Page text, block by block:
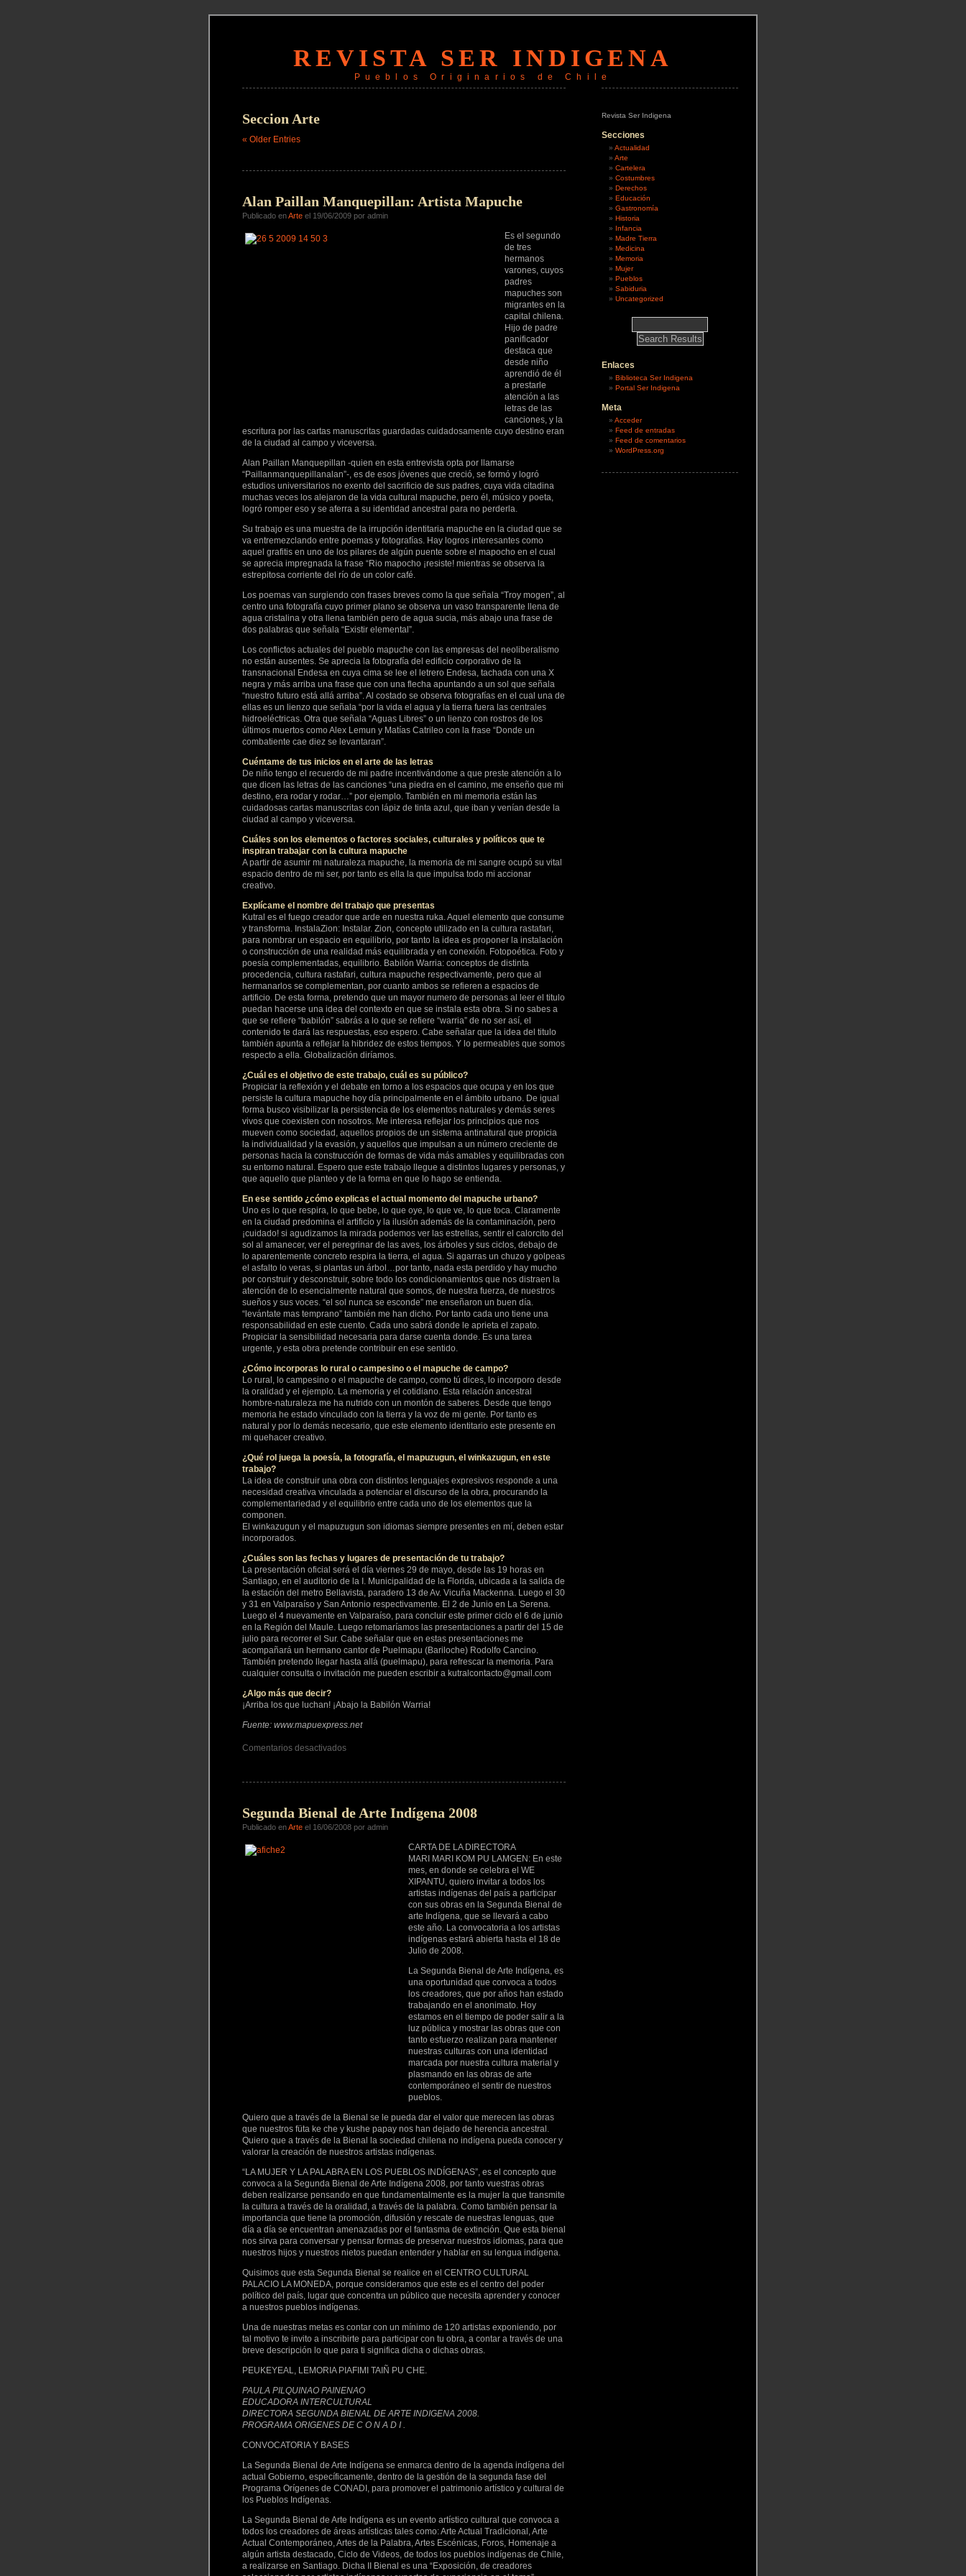
REVISTA SER INDIGENA
Pueblos Originarios de Chile
Seccion Arte
« Older Entries
Alan Paillan Manquepillan: Artista Mapuche
Publicado enArte el 19/06/2009 por admin
Es el segundo
de tres
hermanos
varones, cuyos
padres
mapuches son
migrantes en la
capital chilena.
Hijo de padre
panificador
destaca que
desde niño
aprendió de él
a prestarle
atención a las
letras de las
canciones, y la
escritura por las cartas manuscritas guardadas cuidadosamente cuyo destino eran
de la ciudad al campo y viceversa.
Alan Paillan Manquepillan -quien en esta entrevista opta por llamarse
“Paillanmanquepillanalan”-, es de esos jóvenes que creció, se formó y logró
estudios universitarios no exento del sacrificio de sus padres, cuya vida citadina
muchas veces los alejaron de la vida cultural mapuche, pero él, músico y poeta,
logró romper eso y se aferra a su identidad ancestral para no perderla.
Su trabajo es una muestra de la irrupción identitaria mapuche en la ciudad que se
va entremezclando entre poemas y fotografías. Hay logros interesantes como
aquel grafitis en uno de los pilares de algún puente sobre el mapocho en el cual
se aprecia impregnada la frase “Rio mapocho ¡resiste! mientras se observa la
estrepitosa corriente del río de un color café.
Los poemas van surgiendo con frases breves como la que señala “Troy mogen”, al
centro una fotografía cuyo primer plano se observa un vaso transparente llena de
agua cristalina y otra llena también pero de agua sucia, más abajo una frase de
dos palabras que señala “Existir elemental”.
Los conflictos actuales del pueblo mapuche con las empresas del neoliberalismo
no están ausentes. Se aprecia la fotografía del edificio corporativo de la
transnacional Endesa en cuya cima se lee el letrero Endesa, tachada con una X
negra y más arriba una frase que con una flecha apuntando a un sol que señala
“nuestro futuro está allá arriba”. Al costado se observa fotografías en el cual una de
ellas es un lienzo que señala “por la vida el agua y la tierra fuera las centrales
hidroeléctricas. Otra que señala “Aguas Libres” o un lienzo con rostros de los
últimos muertos como Alex Lemun y Matías Catrileo con la frase “Donde un
combatiente cae diez se levantaran”.
Cuéntame de tus inicios en el arte de las letras
De niño tengo el recuerdo de mi padre incentivándome a que preste atención a lo
que dicen las letras de las canciones “una piedra en el camino, me enseño que mi
destino, era rodar y rodar…” por ejemplo. También en mi memoria están las
cuidadosas cartas manuscritas con lápiz de tinta azul, que iban y venían desde la
ciudad al campo y viceversa.
Cuáles son los elementos o factores sociales, culturales y políticos que te
inspiran trabajar con la cultura mapuche
A partir de asumir mi naturaleza mapuche, la memoria de mi sangre ocupó su vital
espacio dentro de mi ser, por tanto es ella la que impulsa todo mi accionar
creativo.
Explícame el nombre del trabajo que presentas
Kutral es el fuego creador que arde en nuestra ruka. Aquel elemento que consume
y transforma. InstalaZion: Instalar. Zion, concepto utilizado en la cultura rastafari,
para nombrar un espacio en equilibrio, por tanto la idea es proponer la instalación
o construcción de una realidad más equilibrada y en conexión. Fotopoética. Foto y
poesía complementadas, equilibrio. Babilón Warria: conceptos de distinta
procedencia, cultura rastafari, cultura mapuche respectivamente, pero que al
hermanarlos se complementan, por cuanto ambos se refieren a espacios de
artificio. De esta forma, pretendo que un mayor numero de personas al leer el titulo
puedan hacerse una idea del contexto en que se instala esta obra. Si no sabes a
que se refiere “babilón” sabrás a lo que se refiere “warria” de no ser así, el
contenido te dará las respuestas, eso espero. Cabe señalar que la idea del titulo
también apunta a reflejar la hibridez de estos tiempos. Y lo permeables que somos
respecto a ella. Globalización diríamos.
¿Cuál es el objetivo de este trabajo, cuál es su público?
Propiciar la reflexión y el debate en torno a los espacios que ocupa y en los que
persiste la cultura mapuche hoy día principalmente en el ámbito urbano. De igual
forma busco visibilizar la persistencia de los elementos naturales y demás seres
vivos que coexisten con nosotros. Me interesa reflejar los principios que nos
mueven como sociedad, aquellos propios de un sistema antinatural que propicia
la individualidad y la evasión, y aquellos que impulsan a un número creciente de
personas hacia la construcción de formas de vida más amables y equilibradas con
su entorno natural. Espero que este trabajo llegue a distintos lugares y personas, y
que aquello que planteo y de la forma en que lo hago se entienda.
En ese sentido ¿cómo explicas el actual momento del mapuche urbano?
Uno es lo que respira, lo que bebe, lo que oye, lo que ve, lo que toca. Claramente
en la ciudad predomina el artificio y la ilusión además de la contaminación, pero
¡cuidado! si agudizamos la mirada podemos ver las estrellas, sentir el calorcito del
sol al amanecer, ver el peregrinar de las aves, los árboles y sus ciclos, debajo de
lo aparentemente concreto respira la tierra, el agua. Si agarras un chuzo y golpeas
el asfalto lo veras, si plantas un árbol…por tanto, nada esta perdido y hay mucho
por construir y desconstruir, sobre todo los condicionamientos que nos distraen la
atención de lo esencialmente natural que somos, de nuestra fuerza, de nuestros
sueños y sus voces. “el sol nunca se esconde” me enseñaron un buen día.
“levántate mas temprano” también me han dicho. Por tanto cada uno tiene una
responsabilidad en este cuento. Cada uno sabrá donde le aprieta el zapato.
Propiciar la sensibilidad necesaria para darse cuenta donde. Es una tarea
urgente, y esta obra pretende contribuir en ese sentido.
¿Cómo incorporas lo rural o campesino o el mapuche de campo?
Lo rural, lo campesino o el mapuche de campo, como tú dices, lo incorporo desde
la oralidad y el ejemplo. La memoria y el cotidiano. Esta relación ancestral
hombre-naturaleza me ha nutrido con un montón de saberes. Desde que tengo
memoria he estado vinculado con la tierra y la voz de mi gente. Por tanto es
natural y por lo demás necesario, que este elemento identitario este presente en
mi quehacer creativo.
¿Qué rol juega la poesía, la fotografía, el mapuzugun, el winkazugun, en este
trabajo?
La idea de construir una obra con distintos lenguajes expresivos responde a una
necesidad creativa vinculada a potenciar el discurso de la obra, procurando la
complementariedad y el equilibrio entre cada uno de los elementos que la
componen.
El winkazugun y el mapuzugun son idiomas siempre presentes en mí, deben estar
incorporados.
¿Cuáles son las fechas y lugares de presentación de tu trabajo?
La presentación oficial será el día viernes 29 de mayo, desde las 19 horas en
Santiago, en el auditorio de la I. Municipalidad de la Florida, ubicada a la salida de
la estación del metro Bellavista, paradero 13 de Av. Vicuña Mackenna. Luego el 30
y 31 en Valparaíso y San Antonio respectivamente. El 2 de Junio en La Serena.
Luego el 4 nuevamente en Valparaíso, para concluir este primer ciclo el 6 de junio
en la Región del Maule. Luego retomaríamos las presentaciones a partir del 15 de
julio para recorrer el Sur. Cabe señalar que en estas presentaciones me
acompañará un hermano cantor de Puelmapu (Bariloche) Rodolfo Cancino.
También pretendo llegar hasta allá (puelmapu), para refrescar la memoria. Para
cualquier consulta o invitación me pueden escribir a kutralcontacto@gmail.com
¿Algo más que decir?
¡Arriba los que luchan! ¡Abajo la Babilón Warria!
Fuente: www.mapuexpress.net
Comentarios desactivadosen
Segunda Bienal de Arte Indígena 2008
Publicado enArte el 16/06/2008 por admin
CARTA DE LA DIRECTORA
MARI MARI KOM PU LAMGEN: En este
mes, en donde se celebra el WE
XIPANTU, quiero invitar a todos los
artistas indígenas del país a participar
con sus obras en la Segunda Bienal de
arte Indígena, que se llevará a cabo
este año. La convocatoria a los artistas
indígenas estará abierta hasta el 18 de
Julio de 2008.
La Segunda Bienal de Arte Indígena, es
una oportunidad que convoca a todos
los creadores, que por años han estado
trabajando en el anonimato. Hoy
estamos en el tiempo de poder salir a la
luz pública y mostrar las obras que con
tanto esfuerzo realizan para mantener
nuestras culturas con una identidad
marcada por nuestra cultura material y
plasmando en las obras de arte
contemporáneo el sentir de nuestros
pueblos.
Quiero que a través de la Bienal se le pueda dar el valor que merecen las obras
que nuestros füta ke che y kushe papay nos han dejado de herencia ancestral.
Quiero que a través de la Bienal la sociedad chilena no indígena pueda conocer y
valorar la creación de nuestros artistas indígenas.
“LA MUJER Y LA PALABRA EN LOS PUEBLOS INDÍGENAS”, es el concepto que
convoca a la Segunda Bienal de Arte Indígena 2008, por tanto vuestras obras
deben realizarse pensando en que fundamentalmente es la mujer la que transmite
la cultura a través de la oralidad, a través de la palabra. Como también pensar la
importancia que tiene la promoción, difusión y rescate de nuestras lenguas, que
día a día se encuentran amenazadas por el fantasma de extinción. Que esta bienal
nos sirva para conversar y pensar formas de preservar nuestros idiomas, para que
nuestros hijos y nuestros nietos puedan entender y hablar en su lengua indígena.
Quisimos que esta Segunda Bienal se realice en el CENTRO CULTURAL
PALACIO LA MONEDA, porque consideramos que este es el centro del poder
político del país, lugar que concentra un público que necesita aprender y conocer
a nuestros pueblos indígenas.
Una de nuestras metas es contar con un mínimo de 120 artistas exponiendo, por
tal motivo te invito a inscribirte para participar con tu obra, a contar a través de una
breve descripción lo que para ti significa dicha o dichas obras.
PEUKEYEAL, LEMORIA PIAFIMI TAIÑ PU CHE.
PAULA PILQUINAO PAINENAO
EDUCADORA INTERCULTURAL
DIRECTORA SEGUNDA BIENAL DE ARTE INDIGENA 2008.
PROGRAMA ORIGENES DE C O N A D I .
CONVOCATORIA Y BASES
La Segunda Bienal de Arte Indígena se enmarca dentro de la agenda indígena del
actual Gobierno, específicamente, dentro de la gestión de la segunda fase del
Programa Orígenes de CONADI, para promover el patrimonio artístico y cultural de
los Pueblos Indígenas.
La Segunda Bienal de Arte Indígena es un evento artístico cultural que convoca a
todos los creadores de áreas artísticas tales como: Arte Actual Tradicional, Arte
Actual Contemporáneo, Artes de la Palabra, Artes Escénicas, Foros, Homenaje a
algún artista destacado, Ciclo de Videos, de todos los pueblos indígenas de Chile,
a realizarse en Santiago. Dicha II Bienal es una “Exposición, de creadores
Revista Ser Indigena
Secciones
Actualidad
Arte
Cartelera
Costumbres
Derechos
Educación
Gastronomía
Historia
Infancia
Madre Tierra
Medicina
Memoria
Mujer
Pueblos
Sabiduria
Uncategorized
Enlaces
Biblioteca Ser Indigena
Portal Ser Indigena
Meta
Acceder
Feed de entradas
Feed de comentarios
WordPress.org